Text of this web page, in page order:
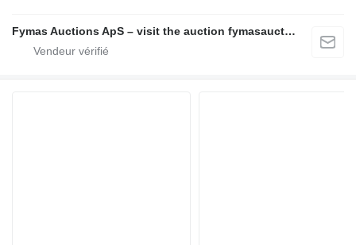
Fymas Auctions ApS – visit the auction fymasauctions.dk